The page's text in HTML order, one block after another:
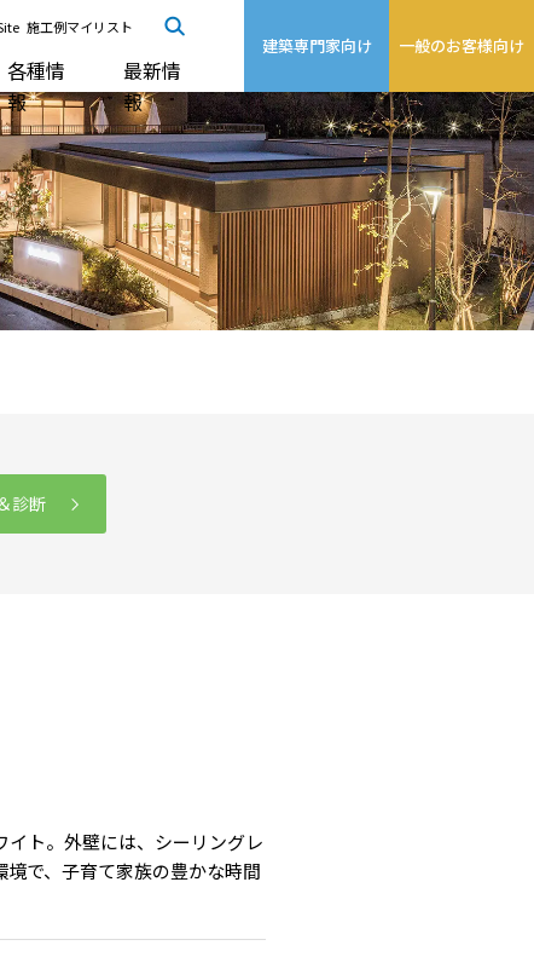
施工例マイリスト
各種情
報
最新情
報
建築専門家向け 一般のお客様向け
診断
イト。外壁には、シーリングレ
で、子育て家族の豊かな時間